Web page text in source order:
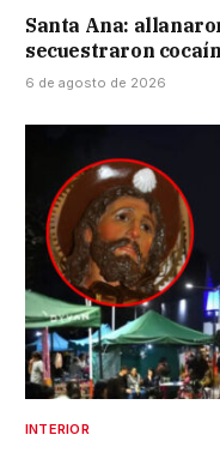
Santa Ana:
secuestraron
6 de agosto de 2026
INTERIOR